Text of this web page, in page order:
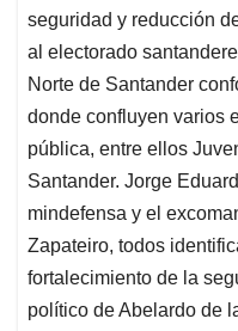
seguridad y reducción
al electorado
Norte de Santander
donde confluyen varios
pública, entre ellos
Santander. Jorge
mindefensa y el
Zapateiro, todos
fortalecimiento de la
político de Abelardo de